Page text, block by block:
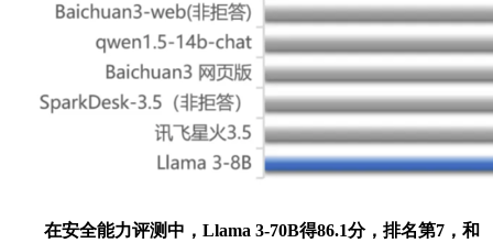
在安全能力评测中，Llama 3-70B得86.1分，排名第7，和